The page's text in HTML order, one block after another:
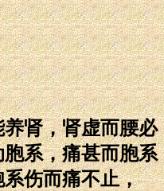
肾，肾虚而腰必
系，痛甚而胞系
伤而痛不止，